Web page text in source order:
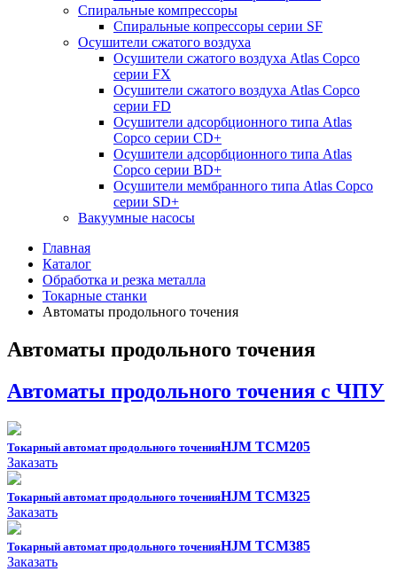
Спиральные компрессоры
Спиральные копрессоры серии SF
Осушители сжатого воздуха
Осушители сжатого воздуха Atlas Copco
серии FX
Осушители сжатого воздуха Atlas Copco
серии FD
Осушители адсорбционного типа Atlas
Copco серии СD+
Осушители адсорбционного типа Atlas
Copco серии BD+
Осушители мембранного типа Atlas Copco
серии SD+
Вакуумные насосы
Главная
Каталог
Обработка и резка металла
Токарные станки
Автоматы продольного точения
Автоматы продольного точения
Автоматы продольного точения с ЧПУ
Токарный автомат продольного точенияHJM TCM205
Заказать
Токарный автомат продольного точенияHJM TCM325
Заказать
Токарный автомат продольного точенияHJM TCM385
Заказать